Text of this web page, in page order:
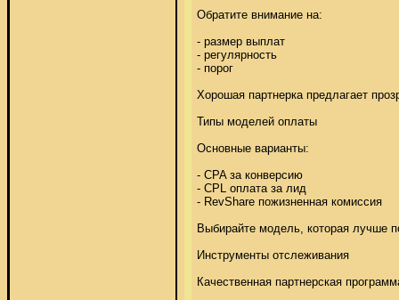
Обратите внимание на:
- размер выплат
- регулярность
- порог
Хорошая партнерка предлагает
Типы моделей оплаты
Основные варианты:
- CPA за конверсию
- CPL оплата за лид
- RevShare пожизненная комиссия
Выбирайте модель, которая лучше
Инструменты отслеживания
Качественная партнерская